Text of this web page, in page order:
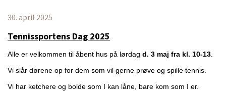
30. april 2025
Tennissportens Dag 2025
Alle er velkommen til åbent hus på lørdag d. 3 maj fra kl. 10-13
Vi slår dørene op for dem som vil gerne prøve og spille tennis.
Vi har ketchere og bolde som I kan låne, bare kom som I er.